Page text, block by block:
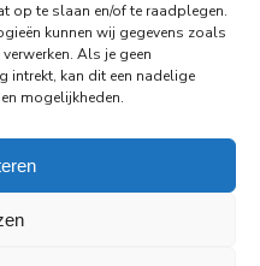
op te slaan en/of te raadplegen.
kunnen wij gegevens zoals
Als je geen
intrekt, kan dit een nadelige
mogelijkheden.
EE Schiphol
2220